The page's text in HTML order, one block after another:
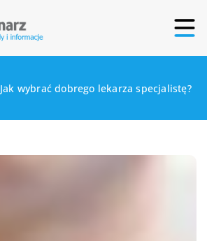
Jak wybrać dobrego lekarza specjalistę?